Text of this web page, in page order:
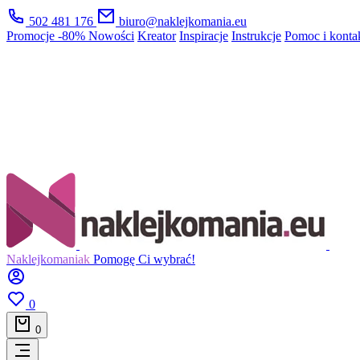
502 481 176
biuro@naklejkomania.eu
Promocje -80% Nowości Kreator Inspiracje Instrukcje Pomoc i
Naklejkomaniak Pomogę Ci wybrać!
0
0